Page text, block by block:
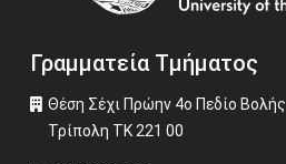
Γραμματεία Τμήματος
Θέση Σέχι Πρώην 4ο Πεδίο Βολής
Τρίπολη ΤΚ 221 00